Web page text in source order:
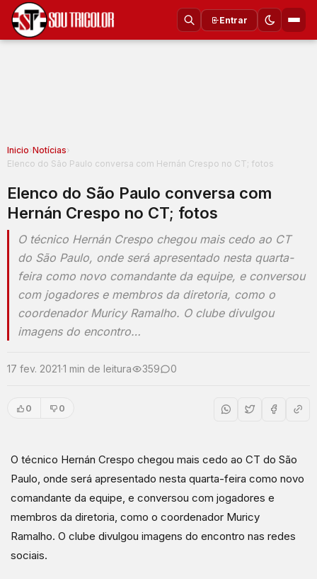
Entrar
Inicio›Notícias›
Elenco do São Paulo conversa com Hernán Crespo no CT; fotos
Elenco do São Paulo conversa com
Hernán Crespo no CT; fotos
O técnico Hernán Crespo chegou mais cedo ao CT
do São Paulo, onde será apresentado nesta quarta-
feira como novo comandante da equipe, e conversou
com jogadores e membros da diretoria, como o
coordenador Muricy Ramalho. O clube divulgou
imagens do encontro…
17 fev. 2021·1 min de leitura 359 0
0 0
O técnico Hernán Crespo chegou mais cedo ao CT do São
Paulo, onde será apresentado nesta quarta-feira como novo
comandante da equipe, e conversou com jogadores e
membros da diretoria, como o coordenador Muricy
Ramalho. O clube divulgou imagens do encontro nas redes
sociais.